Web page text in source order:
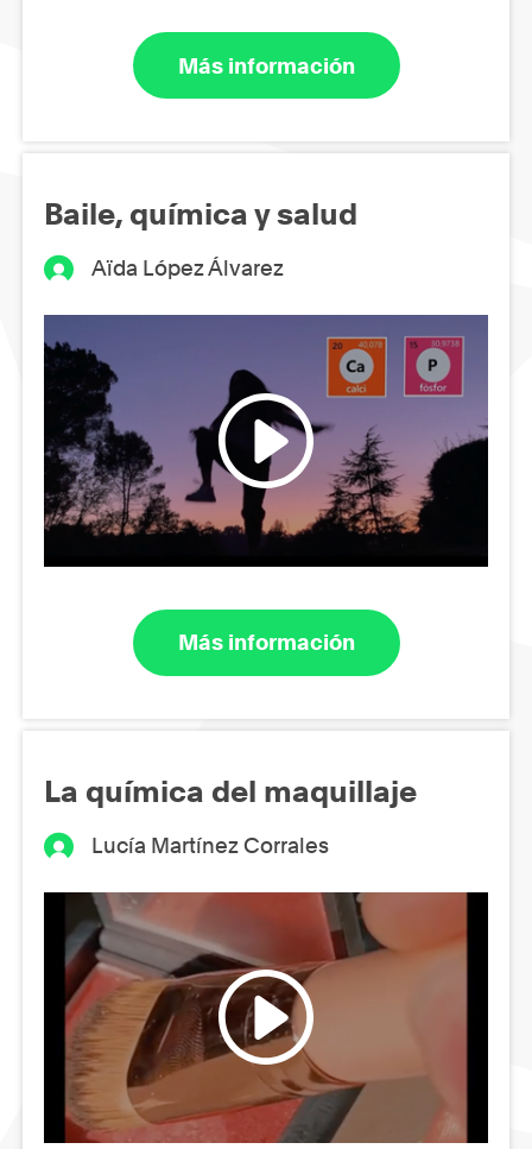
Más información
Baile, química y salud
Aïda López Álvarez
Más información
La química del maquillaje
Lucía Martínez Corrales